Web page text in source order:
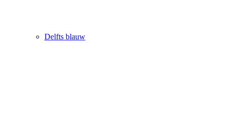
Delfts blauw